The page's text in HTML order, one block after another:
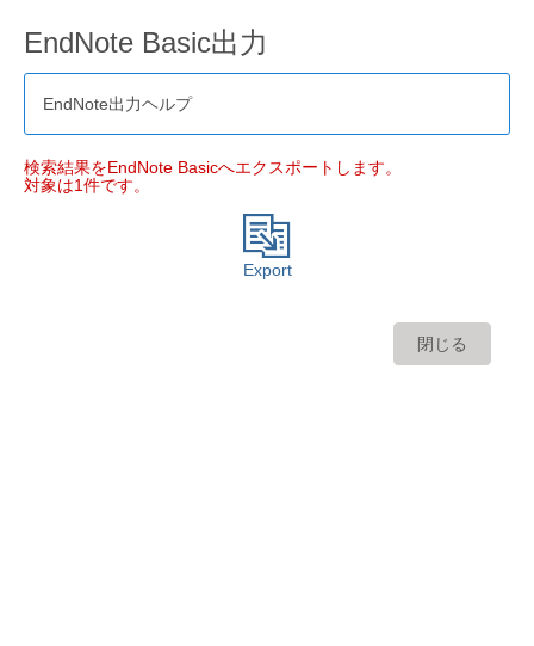
EndNote Basic出力
EndNote出力ヘルプ
検索結果をEndNote Basicへエクスポートします。
対象は1件です。
Export